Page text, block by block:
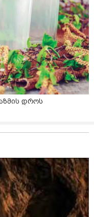
დროს